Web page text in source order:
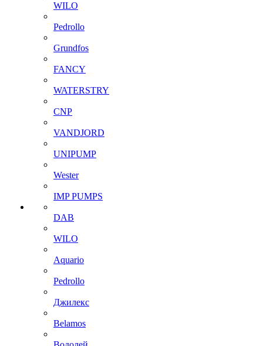
WILO
Pedrollo
Grundfos
FANCY
WATERSTRY
CNP
VANDJORD
UNIPUMP
Wester
IMP PUMPS
DAB
WILO
Aquario
Pedrollo
Джилекс
Belamos